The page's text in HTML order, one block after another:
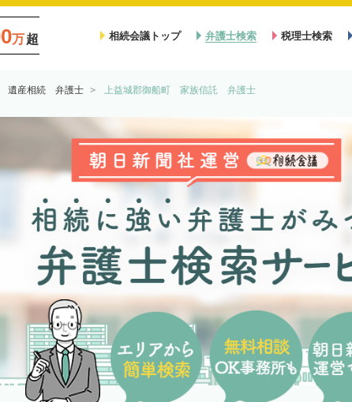
万超 相続会議トップ 弁護士検索 税理士検索
遺産相続 弁護士 上益城郡御船町 家族信託 弁護士